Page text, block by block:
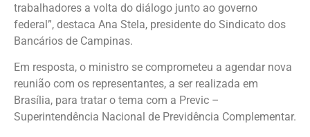
trabalhadores a volta do diálogo junto ao governo
federal”, destaca Ana Stela, presidente do Sindicato dos
Bancários de Campinas.
Em resposta, o ministro se comprometeu a agendar nova
reunião com os representantes, a ser realizada em
Brasília, para tratar o tema com a Previc –
Superintendência Nacional de Previdência Complementar.